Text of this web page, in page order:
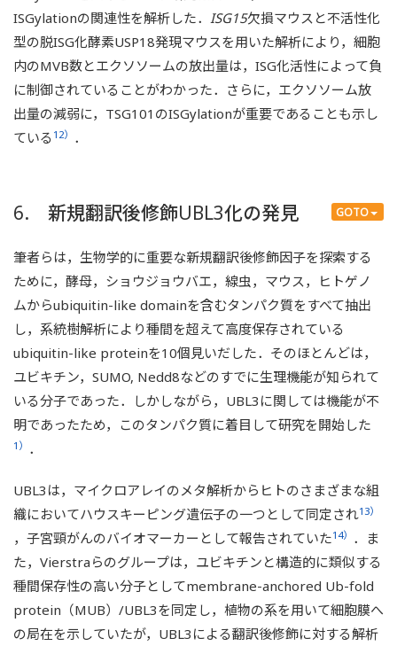
ISGylationの関連性を解析した． ISG15欠損マウスと不活性化
型の脱ISG化酵素USP18発現マウスを用いた解析により，細胞
内のMVB数とエクソソームの放出量は，ISG化活性によって負
に制御されていることがわかった．さらに，エクソソーム放
出量の減弱に，TSG101のISGylationが重要であることも示し
ている 12） ．
GOTO
6. 新規翻訳後修飾UBL3化の発見
筆者らは，生物学的に重要な新規翻訳後修飾因子を探索する
ために，酵母，ショウジョウバエ，線虫，マウス，ヒトゲノ
ムからubiquitin-like domainを含むタンパク質をすべて抽出
し，系統樹解析により種間を超えて高度保存されている
ubiquitin-like proteinを10個見いだした．そのほとんどは，
ユビキチン，SUMO, Nedd8などのすでに生理機能が知られて
いる分子であった．しかしながら，UBL3に関しては機能が不
明であったため，このタンパク質に着目して研究を開始した
1） ．
UBL3は，マイクロアレイのメタ解析からヒトのさまざまな組
織においてハウスキーピング遺伝子の一つとして同定され13）
，子宮頸がんのバイオマーカーとして報告されていた14） ．ま
た，Vierstraらのグループは，ユビキチンと構造的に類似する
種間保存性の高い分子としてmembrane-anchored Ub-fold
protein（MUB）/UBL3を同定し，植物の系を用いて細胞膜へ
の局在を示していたが，UBL3による翻訳後修飾に対する解析